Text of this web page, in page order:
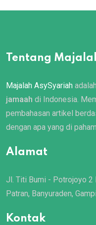
Tentang
Majalah AsySyariah adalah
jamaah di Indonesia.
pembahasan artikel
dengan apa yang di
Alamat
Jl. Titi Bumi - Potrojoyo 2
Patran, Banyuraden,
Kontak